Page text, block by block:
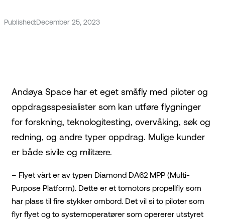
Published:December 25, 2023
Andøya Space har et eget småfly med piloter og
oppdragsspesialister som kan utføre flygninger
for forskning, teknologitesting, overvåking, søk og
redning, og andre typer oppdrag. Mulige kunder
er både sivile og militære.
– Flyet vårt er av typen Diamond DA62 MPP (Multi-
Purpose Platform). Dette er et tomotors propellfly som
har plass til fire stykker ombord. Det vil si to piloter som
flyr flyet og to systemoperatører som opererer utstyret